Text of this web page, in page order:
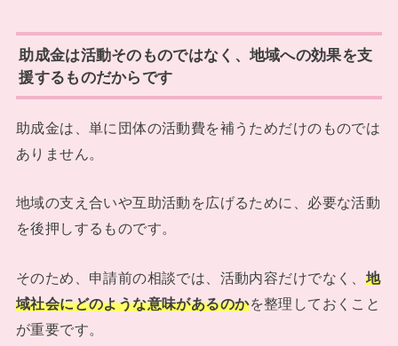
助成金は活動そのものではなく、地域への効果を支
援するものだからです
助成金は、単に団体の活動費を補うためだけのものでは
ありません。
地域の支え合いや互助活動を広げるために、必要な活動
を後押しするものです。
そのため、申請前の相談では、活動内容だけでなく、 地
域社会にどのような意味があるのかを整理しておくこと
が重要です。